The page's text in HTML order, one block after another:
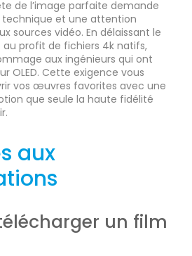
de l’image parfaite demande
et une attention
sources vidéo. En délaissant le
profit de fichiers 4k natifs,
aux ingénieurs qui ont
OLED. Cette exigence vous
vos œuvres favorites avec une
que seule la haute fidélité
aux
un film